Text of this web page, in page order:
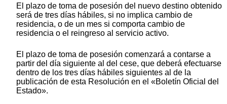
El plazo de toma de posesión del nuevo destino obtenido
será de tres días hábiles, si no implica cambio de
residencia, o de un mes si comporta cambio de
residencia o el reingreso al servicio activo.
El plazo de toma de posesión comenzará a contarse a
partir del día siguiente al del cese, que deberá efectuarse
dentro de los tres días hábiles siguientes al de la
publicación de esta Resolución en el «Boletín Oficial del
Estado».